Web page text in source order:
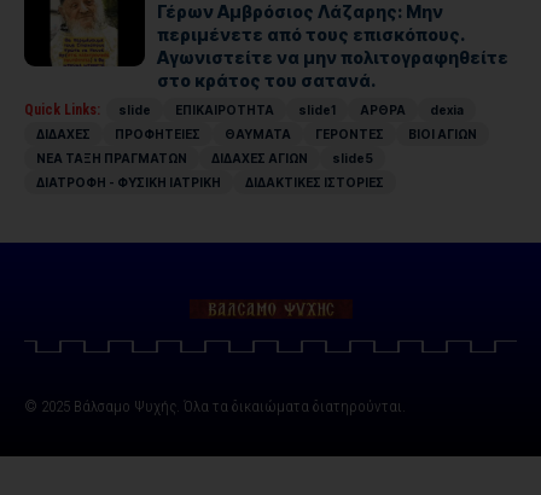
Γέρων Αμβρόσιος Λάζαρης: Μην
περιμένετε από τους επισκόπους.
Αγωνιστείτε να μην πολιτογραφηθείτε
στο κράτος του σατανά.
Quick Links: slide ΕΠΙΚΑΙΡΟΤΗΤΑ slide1 ΑΡΘΡΑ
dexia
ΔΙΔΑΧΕΣ
ΠΡΟΦΗΤΕΙΕΣ ΘΑΥΜΑΤΑ ΓΕΡΟΝΤΕΣ
ΒΙΟΙ ΑΓΙΩΝ
ΝΕΑ ΤΑΞΗ ΠΡΑΓΜΑΤΩΝ
ΔΙΔΑΧΕΣ ΑΓΙΩΝ
slide5
ΔΙΑΤΡΟΦΗ - ΦΥΣΙΚΗ ΙΑΤΡΙΚΗ
ΔΙΔΑΚΤΙΚΕΣ ΙΣΤΟΡΙΕΣ
© 2025 Βάλσαμο Ψυχής. Όλα τα δικαιώματα διατηρούνται.